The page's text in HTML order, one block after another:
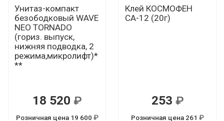
Унитаз-компакт
безободковый WAVE
NEO TORNADO
(гориз. выпуск,
нижняя подводка, 2
режима,микролифт)*
**
18 520
Розничная цена 19 600
Клей КОСМОФЕН
СА-12 (20г)
253
Розничная цена 261
Р
Р Р